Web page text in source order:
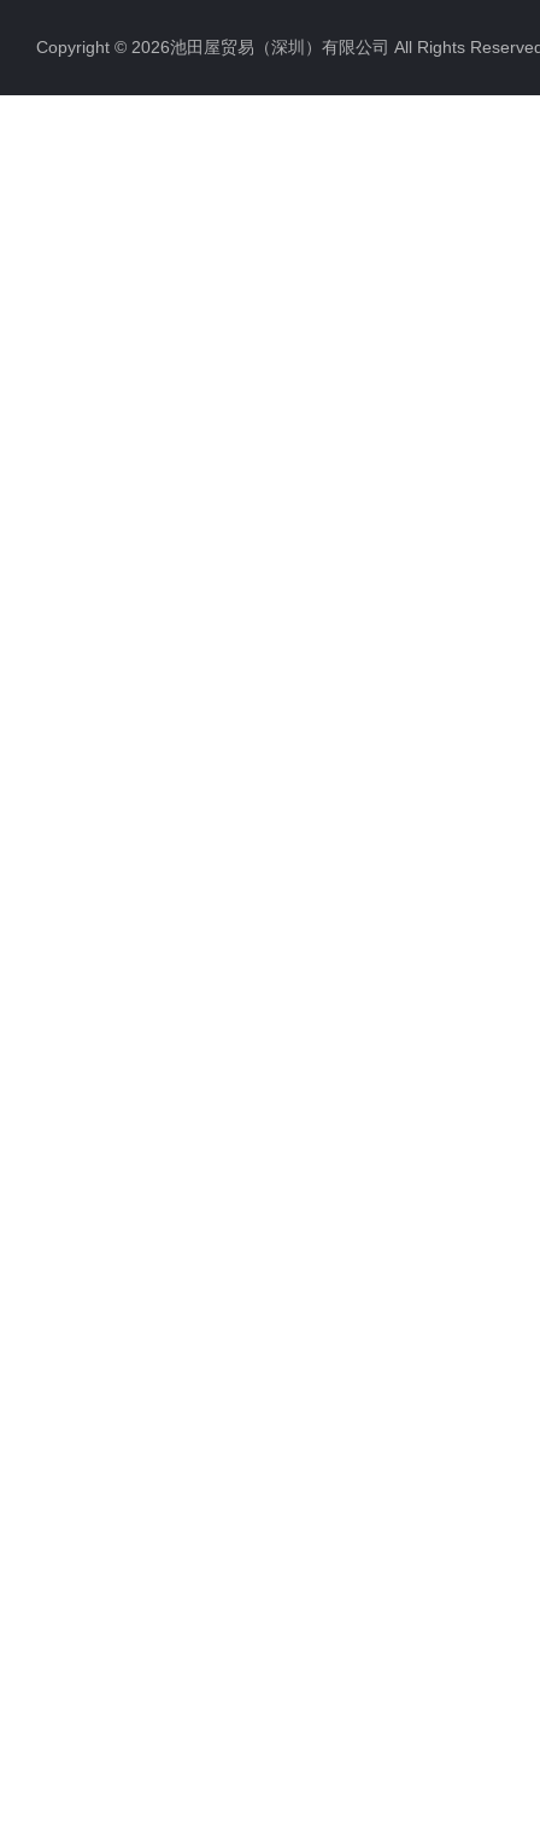
Copyright © 2026池田屋贸易（深圳）有限公司 All Rights